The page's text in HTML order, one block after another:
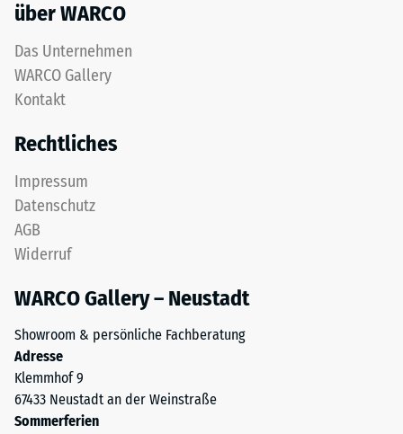
über WARCO
Das Unternehmen
WARCO Gallery
Kontakt
Rechtliches
Impressum
Datenschutz
AGB
Widerruf
WARCO Gallery – Neustadt
Showroom & persönliche Fachberatung
Adresse
Klemmhof 9
67433 Neustadt an der Weinstraße
Sommerferien